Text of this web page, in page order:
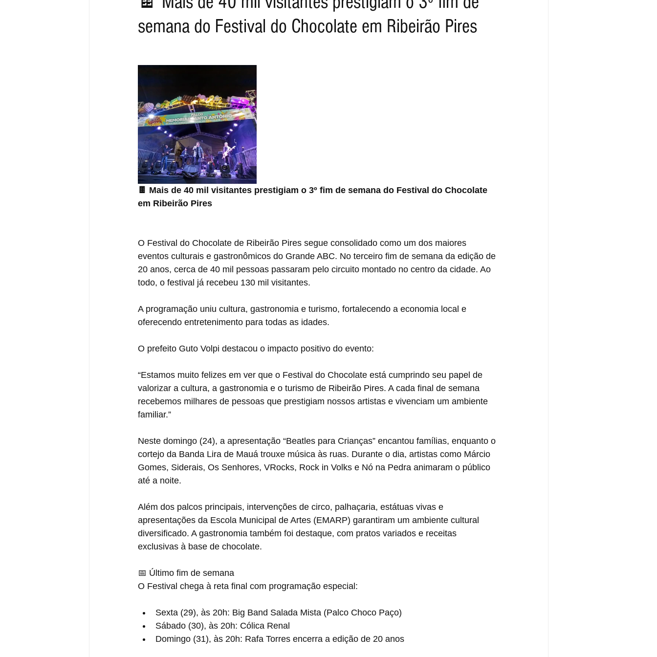
semana do Festival do Chocolate em Ribeirão Pires
🍫 Mais de 40 mil visitantes prestigiam o 3º fim de semana do Festival do Chocolate
em Ribeirão Pires
O Festival do Chocolate de Ribeirão Pires segue consolidado como um dos maiores
eventos culturais e gastronômicos do Grande ABC. No terceiro fim de semana da edição de
20 anos, cerca de 40 mil pessoas passaram pelo circuito montado no centro da cidade. Ao
todo, o festival já recebeu 130 mil visitantes.
A programação uniu cultura, gastronomia e turismo, fortalecendo a economia local e
oferecendo entretenimento para todas as idades.
O prefeito Guto Volpi destacou o impacto positivo do evento:
“Estamos muito felizes em ver que o Festival do Chocolate está cumprindo seu papel de
valorizar a cultura, a gastronomia e o turismo de Ribeirão Pires. A cada final de semana
recebemos milhares de pessoas que prestigiam nossos artistas e vivenciam um ambiente
familiar.”
Neste domingo (24), a apresentação “Beatles para Crianças” encantou famílias, enquanto o
cortejo da Banda Lira de Mauá trouxe música às ruas. Durante o dia, artistas como Márcio
Gomes, Siderais, Os Senhores, VRocks, Rock in Volks e Nó na Pedra animaram o público
até a noite.
Além dos palcos principais, intervenções de circo, palhaçaria, estátuas vivas e
apresentações da Escola Municipal de Artes (EMARP) garantiram um ambiente cultural
diversificado. A gastronomia também foi destaque, com pratos variados e receitas
exclusivas à base de chocolate.
📅 Último fim de semana
O Festival chega à reta final com programação especial:
Sexta (29), às 20h: Big Band Salada Mista (Palco Choco Paço)
Sábado (30), às 20h: Cólica Renal
Domingo (31), às 20h: Rafa Torres encerra a edição de 20 anos